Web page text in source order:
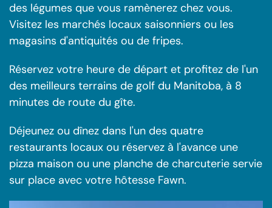
des légumes que vous ramènerez chez vous.
Visitez les marchés locaux saisonniers ou les
magasins d'antiquités ou de fripes.
Réservez votre heure de départ et profitez de l'un
des meilleurs terrains de golf du Manitoba, à 8
minutes de route du gîte.
Déjeunez ou dînez dans l'un des quatre
restaurants locaux ou réservez à l'avance une
pizza maison ou une planche de charcuterie servie
sur place avec votre hôtesse Fawn.